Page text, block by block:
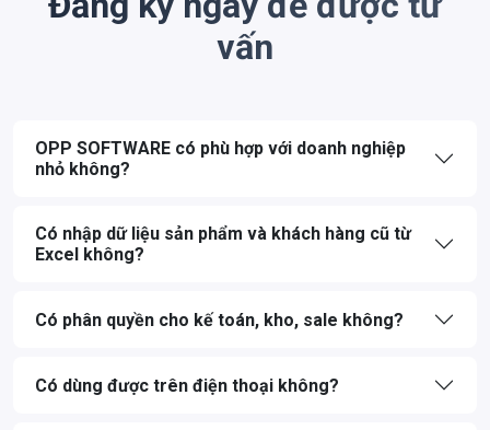
vấn
OPP SOFTWARE có phù hợp với doanh nghiệp
nhỏ không?
Có nhập dữ liệu sản phẩm và khách hàng cũ từ
Excel không?
Có phân quyền cho kế toán, kho, sale không?
Có dùng được trên điện thoại không?